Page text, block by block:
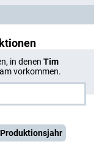
in denen Tim
vorkommen.
Produktionsjahr